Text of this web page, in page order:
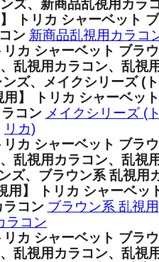
ズ、新商品乱視用カラ
トリカ シャーベット ブ
ン 新商品乱視用カラコ
リカ シャーベット ブラウ
乱視用カラコン、乱視
ズ、メイクシリーズ (ト
用】 トリカ シャーベット
コン メイクシリーズ (
リカ)
リカ シャーベット ブラウ
乱視用カラコン、乱視
ズ、ブラウン系 乱視用
用】 トリカ シャーベッ
コン ブラウン系 乱視用
ラコン
リカ シャーベット ブラウ
乱視用カラコン、乱視